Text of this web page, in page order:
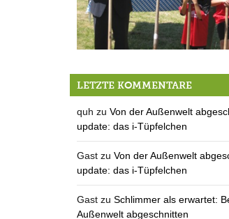
LETZTE KOMMENTARE
quh zuVon der Außenwelt
update: das i-Tüpfelchen
Gast zuVon der Außenwelt
update: das i-Tüpfelchen
Gast zuSchlimmer als erwartet:
Außenwelt abgeschnitten